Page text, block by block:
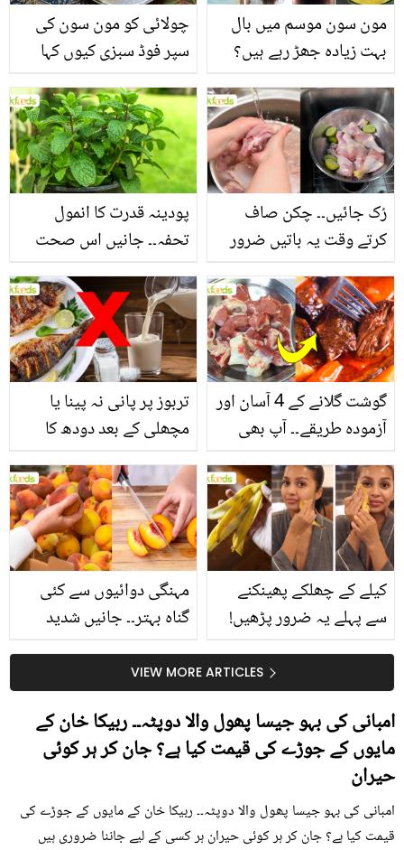
چولائی کو مون سون کی
سپر فوڈ سبزی کیوں کہا
منرلز اور اینٹی آکسیڈنٹس
سے بھرپور اس سبزی کے
فائدے
مون سون موسم میں بال
بہت زیادہ جھڑ رہے ہیں؟
بنانے کے چند قدرتی طریقے
پودینہ قدرت کا انمول
تحفہ۔۔ جانیں اس صحت
انگیز طبی فوائد
رُک جائیں۔۔ چکن صاف
کرتے وقت یہ باتیں ضرور
تربوز پر پانی نہ پینا یا
مچھلی کے بعد دودھ کا
سے متعلق غلط فہمیوں کی
حقیقت کیا ہے اور افواہ
کیا؟
گوشت گلانے کے 4 آسان اور
آزمودہ طریقے۔۔ آپ بھی
بتائے راز
مہنگی دوائیوں سے کئی
گناہ بہتر۔۔ جانیں شدید
کیوں کھانا چاہیے؟
کیلے کے چھلکے پھینکنے
سے پہلے یہ ضرور پڑھیں!
سستا اور قدرتی حلVIEW MORE ARTICLES
امبانی کی بہو جیسا پھول والا دوپٹہ۔۔ ربیکا خان کے
مایوں کے جوڑے کی قیمت کیا ہے؟ جان کر ہر کوئی
حیران
امبانی کی بہو جیسا پھول والا دوپٹہ۔۔ ربیکا خان کے مایوں کے جوڑے کی
قیمت کیا ہے؟ جان کر ہر کوئی حیران ہر کسی کے لیے جاننا ضروری ہیں